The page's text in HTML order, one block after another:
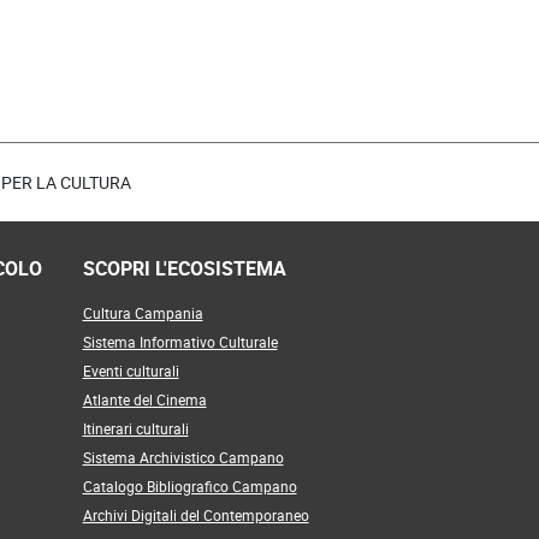
antropologica?
per la Salvaguardia e la Valorizzazione del
organizzato d’intesa con la Fondazione
da gennaio a maggio 2025 presso il MUSAP –
ETS di piazza Trieste e Trento (Palazzo
LA CULTURA
SCOPRI L'ECOSISTEMA
Cultura Campania
Sistema Informativo Culturale
Eventi culturali
Atlante del Cinema
Itinerari culturali
Sistema Archivistico Campano
Catalogo Bibliografico Campano
Archivi Digitali del Contemporaneo